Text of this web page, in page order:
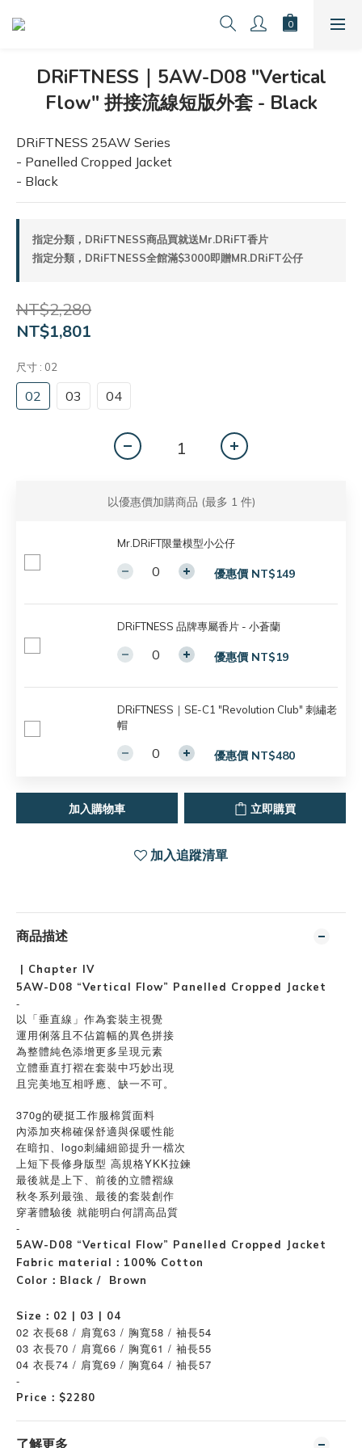
DRiFTNESS｜5AW-D08 "Vertical
Flow" 拼接流線短版外套 - Black
DRiFTNESS 25AW Series
- Panelled Cropped Jacket
- Black
指定分類，DRiFTNESS商品買就送Mr.DRiFT香片
指定分類，DRiFTNESS全館滿$3000即贈MR.DRiFT公仔
NT$2,280
NT$1,801
尺寸 : 02
02 03 04
以優惠價加購商品 (最多 1 件)
Mr.DRiFT限量模型小公仔
優惠價 NT$149
DRiFTNESS 品牌專屬香片 - 小蒼蘭
優惠價 NT$19
DRiFTNESS｜SE-C1 "Revolution Club" 刺繡老
帽
優惠價 NT$480
加入購物車 立即購買
加入追蹤清單
商品描述
| Chapter lV
5AW-D08 “Vertical Flow” Panelled Cropped Jacket
-
以「垂直線」作為套裝主視覺
運用俐落且不佔篇幅的異色拼接
為整體純色添增更多呈現元素
立體垂直打褶在套裝中巧妙出現
且完美地互相呼應、缺一不可。
370g的硬挺工作服棉質面料
內添加夾棉確保舒適與保暖性能
在暗扣、logo刺繡細節提升一檔次
上短下長修身版型 高規格YKK拉鍊
最後就是上下、前後的立體褶線
秋冬系列最強、最後的套裝創作
穿著體驗後 就能明白何謂高品質
-
5AW-D08 “Vertical Flow” Panelled Cropped Jacket
Fabric material：100% Cotton
Color：Black / Brown
Size：02 | 03 | 04
02 衣長68 / 肩寬63 / 胸寬58 / 袖長54
03 衣長70 / 肩寬66 / 胸寬61 / 袖長55
04 衣長74 / 肩寬69 / 胸寬64 / 袖長57
-
Price ： $2280